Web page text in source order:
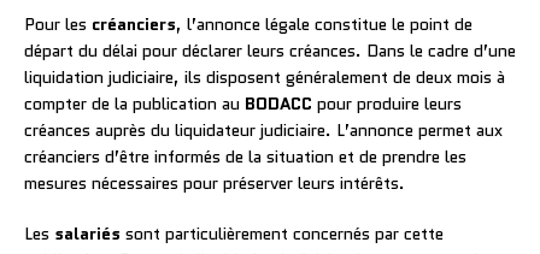
Pour les créanciers, l’annonce légale constitue le point de
départ du délai pour déclarer leurs créances. Dans le cadre d’une
liquidation judiciaire, ils disposent généralement de deux mois à
compter de la publication au BODACC pour produire leurs
créances auprès du liquidateur judiciaire. L’annonce permet aux
créanciers d’être informés de la situation et de prendre les
mesures nécessaires pour préserver leurs intérêts.
Les salariés sont particulièrement concernés par cette